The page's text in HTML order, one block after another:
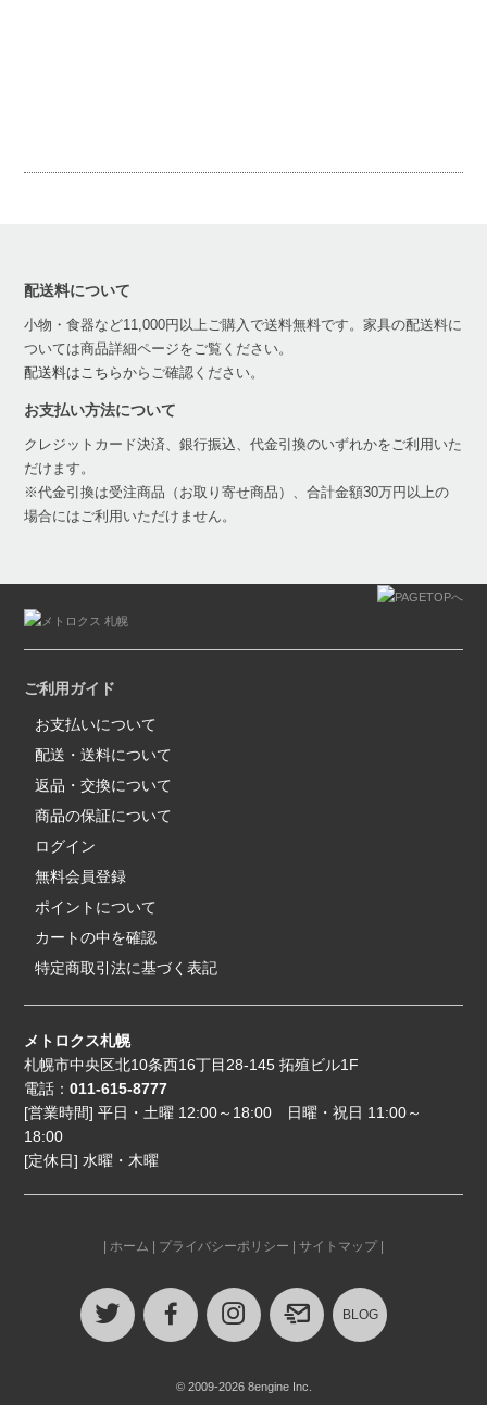
配送料について
小物・食器など11,000円以上ご購入で送料無料です。家具の配送料に
ついては商品詳細ページをご覧ください。
配送料はこちらからご確認ください。
お支払い方法について
クレジットカード決済、銀行振込、代金引換のいずれかをご利用いた
だけます。
※代金引換は受注商品（お取り寄せ商品）、合計金額30万円以上の
場合にはご利用いただけません。
ご利用ガイド
お支払いについて
配送・送料について
返品・交換について
商品の保証について
ログイン
無料会員登録
ポイントについて
カートの中を確認
特定商取引法に基づく表記
メトロクス札幌
札幌市中央区北10条西16丁目28-145 拓殖ビル1F
電話：011-615-8777
[営業時間] 平日・土曜 12:00～18:00 日曜・祝日 11:00～
18:00
[定休日] 水曜・木曜
ホーム プライバシーポリシー サイトマップ
BLOG
© 2009-2026 8engine Inc.